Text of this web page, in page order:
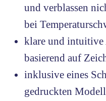
und verblassen
bei
klare und intuitive
basierend auf
inklusive eines
gedruckten